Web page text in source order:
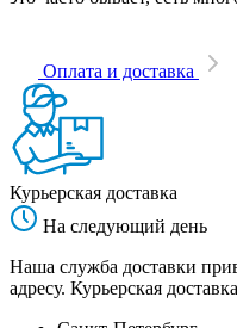
Оплата и доставка
Курьерская доставка
На следующий день
Наша служба доставки
адресу. Курьерская